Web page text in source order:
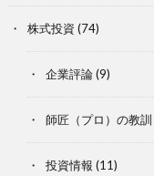
株式投資 (74)
企業評論(9)
師匠（プロ）の教訓
投資情報 (11)